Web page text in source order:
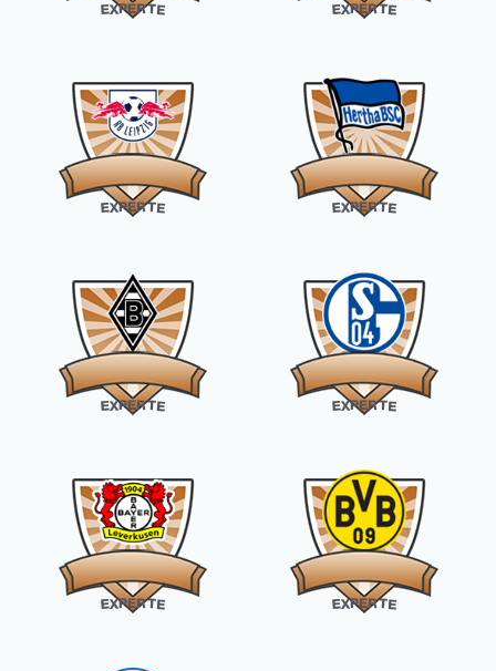
EXPERTE EXPERTE
EXPERTE EXPERTE
EXPERTE EXPERTE
EXPERTE EXPERTE